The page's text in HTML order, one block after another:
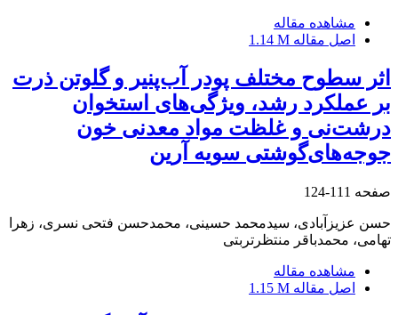
مشاهده مقاله
اصل مقاله 1.14 M
اثر سطوح مختلف پودر آب‌پنیر و گلوتن ذرت
بر عملکرد رشد، ویژگی‌های استخوان
درشت‌نی و غلظت مواد معدنی خون
جوجه‌های‌گوشتی سویه آرین
صفحه 111-124
حسن عزیزآبادی، سیدمحمد حسینی، محمدحسن فتحی نسری، زهرا
تهامی، محمدباقر منتظرتربتی
مشاهده مقاله
اصل مقاله 1.15 M